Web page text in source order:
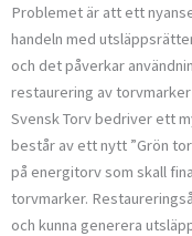
Problemet är att ett
handeln med
och det påverkar
restaurering av
Svensk Torv bedriver ett
består av ett nytt ”Grön
på energitorv som skall
torvmarker.
och kunna generera